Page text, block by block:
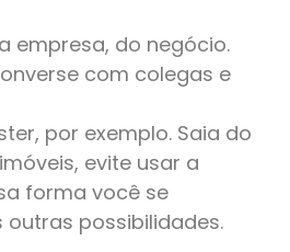
empresa, do negócio.
com colegas e
por exemplo. Saia do
evite usar a
forma você se
possibilidades.